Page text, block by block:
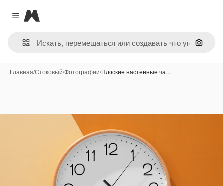
Close menu
Magnific
Поиск
Главная/Стоковый/Фотографии/Плоские настенные ча…